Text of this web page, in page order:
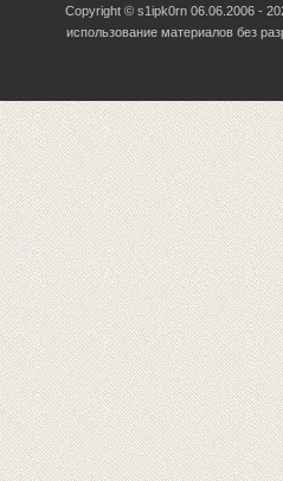
Copyright © s1ipk0rn 06.06.2006 -
использование материалов без